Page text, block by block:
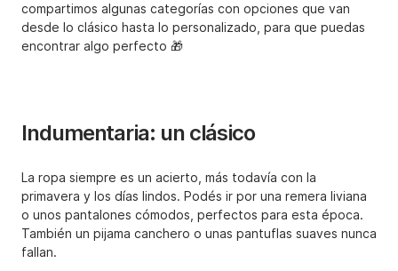
compartimos algunas categorías con opciones que van
desde lo clásico hasta lo personalizado, para que puedas
encontrar algo perfecto 🎁
Indumentaria: un clásico
La ropa siempre es un acierto, más todavía con la
primavera y los días lindos. Podés ir por una remera liviana
o unos pantalones cómodos, perfectos para esta época.
También un pijama canchero o unas pantuflas suaves nunca
fallan.